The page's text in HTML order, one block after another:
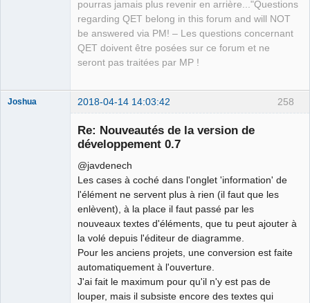
pourras jamais plus revenir en arrière..."Questions
regarding QET belong in this forum and will NOT
be answered via PM! – Les questions concernant
QET doivent être posées sur ce forum et ne
seront pas traitées par MP !
258
Joshua 2018-04-14 14:03:42
Re: Nouveautés de la version de
développement 0.7
@javdenech
Les cases à coché dans l'onglet 'information' de
l'élément ne servent plus à rien (il faut que les
enlèvent), à la place il faut passé par les
nouveaux textes d'éléments, que tu peut ajouter à
la volé depuis l'éditeur de diagramme.
Pour les anciens projets, une conversion est faite
automatiquement à l'ouverture.
J'ai fait le maximum pour qu'il n'y est pas de
louper, mais il subsiste encore des textes qui